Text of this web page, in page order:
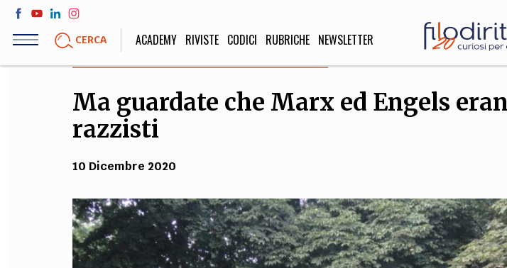
Salta
contenuto
CERCA ACADEMY RIVISTE CODICI RUBRICHE NEWSLETTER
LIFE STYLE
Sport, Cucina, Viaggi,
SOCIETÀ
STORIA E FILOSOFIA
Scienze storiche,
umanistiche, Religione
Scienze
Architettura,
Ma guardate che Marx ed Engels
razzisti
10 Dicembre 2020